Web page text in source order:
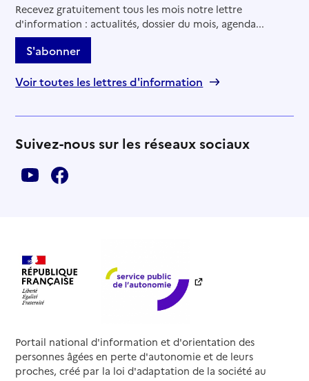
Recevez gratuitement tous les mois notre lettre
d'information : actualités, dossier du mois, agenda...
S'abonner
Voir toutes les lettres d'information
Suivez-nous sur les réseaux sociaux
Portail national d'information et d'orientation des
personnes âgées en perte d'autonomie et de leurs
proches, créé par la loi d'adaptation de la société au